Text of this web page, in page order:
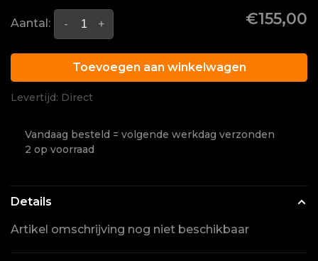
Aantal: +
- €155,00
Toevoegen aan winkelwagen
Levertijd: Direct
Vandaag besteld = volgende werkdag verzonden
2 op voorraad
Details
Artikel omschrijving nog niet beschikbaar